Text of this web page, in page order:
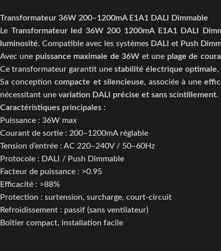
Transformateur 36W 200–1200mA E1A1 DALI Dimmable
Le Transformateur led 36W 200 1200mA E1A1 DALI
luminosité. Compatible avec les systèmes DALI et Push
Avec une puissance maximale de 36W et une plage de
Ce transformateur garantit une stabilité électrique optimale,
Sa conceptioncompacte et silencieuse, associée à une
nécessitant une variation DALI précise et sans scintillement.
Caractéristiques principales :
Puissance : 36W max
Courant de sortie : 200–1200mA réglable
Tension d’entrée : AC 220–240V / 50–60Hz
Protocole : DALI / Push Dimmable
Facteur de puissance : >0.95
Efficacité : >88%
Protection : surtension, surcharge, court-circuit
Refroidissement : passif (sans ventilateur)
Boîtier compact, installation facile